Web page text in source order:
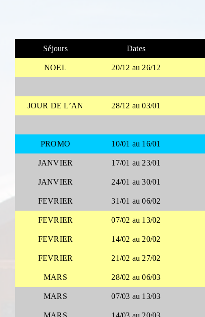
Séjours Dates
NOEL 20/12 au 26/12
JOUR DE L’AN 28/12 au 03/01
PROMO 10/01 au 16/01
JANVIER 17/01 au 23/01
JANVIER 24/01 au 30/01
FEVRIER 31/01 au 06/02
FEVRIER 07/02 au 13/02
FEVRIER 14/02 au 20/02
FEVRIER 21/02 au 27/02
MARS 28/02 au 06/03
MARS 07/03 au 13/03
MARS 14/03 au 20/03